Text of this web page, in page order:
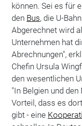
können. Sei es für
den Bus, die U-
Abgerechnet wird
Unternehmen hat
Abrechnungen",
Chefin Ursula
den wesentlichen
"In Belgien und
Vorteil, dass es
gibt - eine